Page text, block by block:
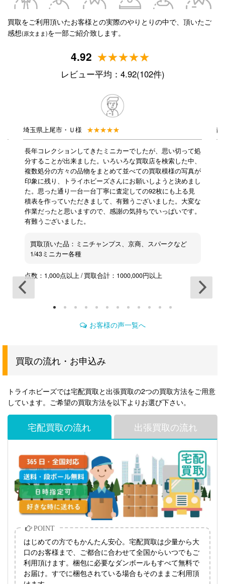
買取をご利用頂いたお客様との実際のやりとりの中で、頂いたご
感想(原文まま)を一部ご紹介致します。
4.92
レビュー平均：4.92(102件)
埼玉県上尾市・Ｕ様
長年コレクションしてきたミニカーでしたが、思い切って処
分することが出来ました。いろいろな買取店を検索した中、
複数処分の方々の品物をまとめて並べての買取模様の写真が
印象に残り、トライホビーズさんにお願いしようと決めまし
た。思った通り一台一台丁寧に査定しての92枚にも上る見
積表を作っていただきまして、有難うございました。大変な
作業だったと思いますので、感謝の気持ちでいっぱいです。
有難うございました。
買取頂いた品：ミニチャンプス、京商、スパークなど
1/43ミニカー各種
点数：1,000点以上 / 買取合計：1000,000円以上
静
お客様の声一覧へ
買取の流れ・お申込み
トライホビーズでは宅配買取と出張買取の2つの買取方法をご用意
しています。ご希望の買取方法を以下よりお選び下さい。
宅配買取の流れ
はじめての方でもかんたん安心。宅配買取は少量から大
口のお客様まで、ご都合に合わせて全国からいつでもご
利用頂けます。梱包に必要なダンボールもすべて無料で
お届け。すでに梱包されている場合もそのままご利用頂
出張買取の流れ